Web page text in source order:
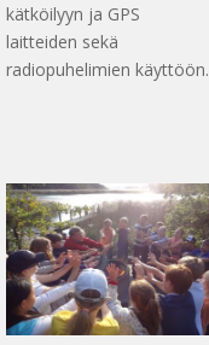
kätköilyyn ja GPS
laitteiden sekä
radiopuhelimien käyttöön.